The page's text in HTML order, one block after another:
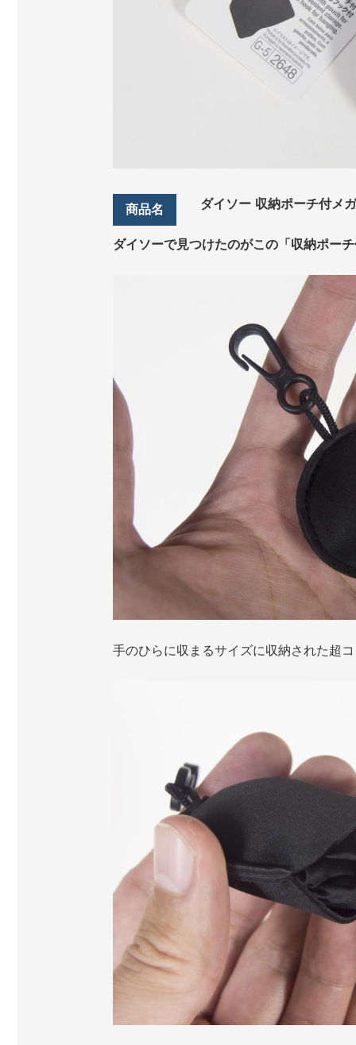
ダイソー 収納ポーチ付メ
ダイソーで見つけたのがこの「収納ポー
手のひらに収まるサイズに収納された超